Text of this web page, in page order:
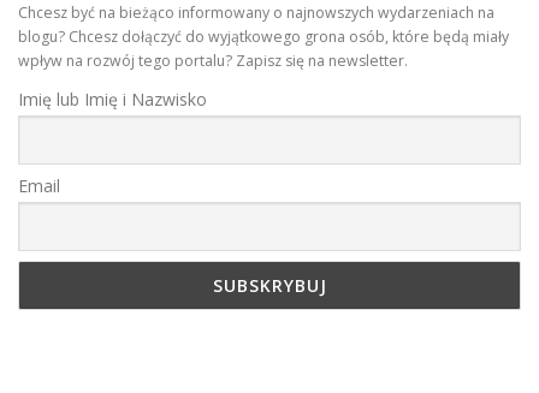
Chcesz być na bieżąco informowany o najnowszych wydarzeniach na
blogu? Chcesz dołączyć do wyjątkowego grona osób, które będą miały
wpływ na rozwój tego portalu? Zapisz się na newsletter.
Imię lub Imię i Nazwisko
Email